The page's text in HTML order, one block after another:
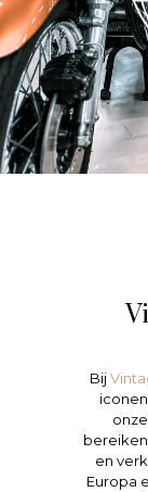
Bij
iconen
en
Europa